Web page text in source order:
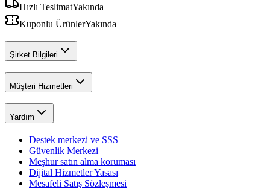
Hızlı TeslimatYakında
Kuponlu ÜrünlerYakında
Şirket Bilgileri
Müşteri Hizmetleri
Yardım
Destek merkezi ve SSS
Güvenlik Merkezi
Meşhur satın alma koruması
Dijital Hizmetler Yasası
Mesafeli Satış Sözleşmesi